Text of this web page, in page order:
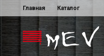
Главная Каталог